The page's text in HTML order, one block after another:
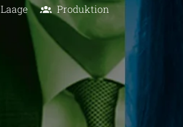
Laage Produktion